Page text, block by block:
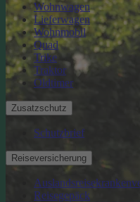
Wohnwagen
Lieferwagen
Wohnmobil
Quad
Trike
Traktor
Oldtimer
Zusatzschutz
Schutzbrief
Reiseversicherung
Reisegepäck